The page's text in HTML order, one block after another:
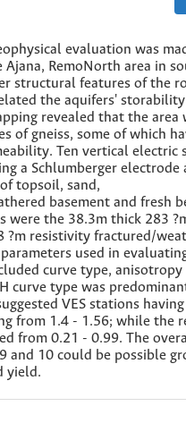
evaluation was
RemoNorth area in
structural features of the
the aquifers'
revealed that the area
of gneiss, some of which
Ten vertical electric
a Schlumberger electrode
topsoil, sand,
basement and fresh
were the 38.3m thick 283
?m resistivity fractured/
used in
curve type, anisotropy
curve type was
VES stations
from 1.4 - 1.56; while the
from 0.21 - 0.99. The
and 10 could be possible
yield.